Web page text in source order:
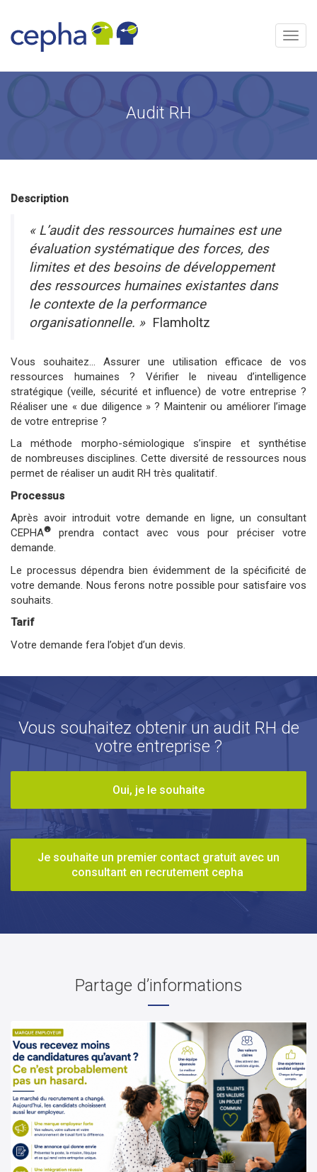
contenu
Menu
Audit RH
Description
« L’audit des ressources humaines est une
évaluation systématique des forces, des
limites et des besoins de développement
des ressources humaines existantes dans
le contexte de la performance
organisationnelle. » Flamholtz
Vous souhaitez… Assurer une utilisation efficace de vos
ressources humaines ? Vérifier le niveau d’intelligence
stratégique (veille, sécurité et influence) de votre entreprise ?
Réaliser une « due diligence » ? Maintenir ou améliorer l’image
de votre entreprise ?
La méthode morpho-sémiologique s’inspire et synthétise
de nombreuses disciplines. Cette diversité de ressources nous
permet de réaliser un audit RH très qualitatif.
Processus
Après avoir introduit votre demande en ligne, un consultant
CEPHA®
prendra contact avec vous pour préciser votre
demande.
Le processus dépendra bien évidemment de la spécificité de
votre demande. Nous ferons notre possible pour satisfaire vos
souhaits.
Tarif
Votre demande fera l’objet d’un devis.
Vous souhaitez obtenir un audit RH de
votre entreprise ?
Oui, je le souhaite
Je souhaite un premier contact gratuit avec un
consultant en recrutement cepha
Partage d’informations